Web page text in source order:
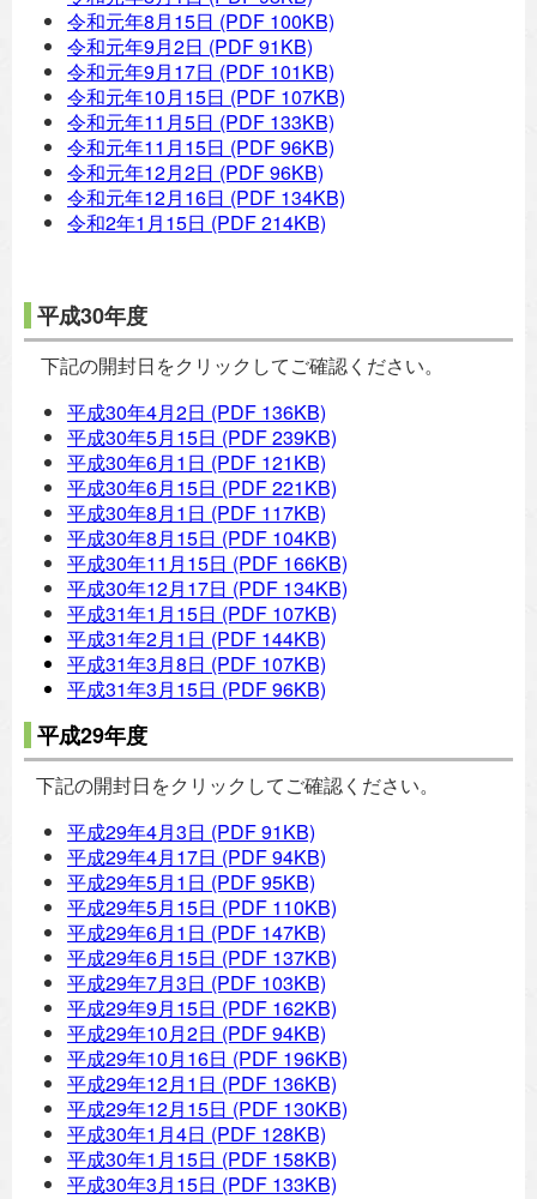
令和元年8月15日 (PDF 100KB)
令和元年9月2日 (PDF 91KB)
令和元年9月17日 (PDF 101KB)
令和元年10月15日 (PDF 107KB)
令和元年11月5日 (PDF 133KB)
令和元年11月15日 (PDF 96KB)
令和元年12月2日 (PDF 96KB)
令和元年12月16日 (PDF 134KB)
令和2年1月15日 (PDF 214KB)
平成30年度
下記の開封日をクリックしてご確認ください。
平成30年4月2日 (PDF 136KB)
平成30年5月15日 (PDF 239KB)
平成30年6月1日 (PDF 121KB)
平成30年6月15日 (PDF 221KB)
平成30年8月1日 (PDF 117KB)
平成30年8月15日 (PDF 104KB)
平成30年11月15日 (PDF 166KB)
平成30年12月17日 (PDF 134KB)
平成31年1月15日 (PDF 107KB)
平成31年2月1日 (PDF 144KB)
平成31年3月8日 (PDF 107KB)
平成31年3月15日 (PDF 96KB)
平成29年度
下記の開封日をクリックしてご確認ください。
平成29年4月3日 (PDF 91KB)
平成29年4月17日 (PDF 94KB)
平成29年5月1日 (PDF 95KB)
平成29年5月15日 (PDF 110KB)
平成29年6月1日 (PDF 147KB)
平成29年6月15日 (PDF 137KB)
平成29年7月3日 (PDF 103KB)
平成29年9月15日 (PDF 162KB)
平成29年10月2日 (PDF 94KB)
平成29年10月16日 (PDF 196KB)
平成29年12月1日 (PDF 136KB)
平成29年12月15日 (PDF 130KB)
平成30年1月4日 (PDF 128KB)
平成30年1月15日 (PDF 158KB)
平成30年3月15日 (PDF 133KB)